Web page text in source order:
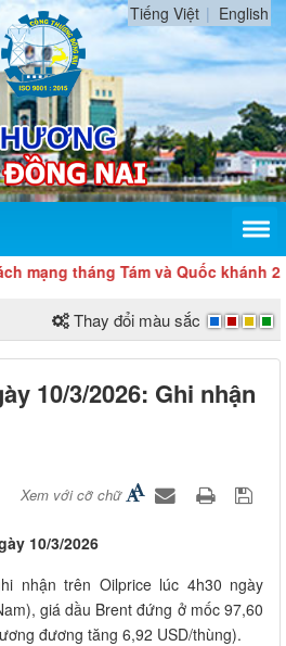
Tiếng Việt English
Tám và Quốc khánh 2/9
Thay đổi màu sắc
10/3/2026: Ghi nhận
Xem với cỡ chữ
10/3/2026
nhận trên Oilprice lúc 4h30 ngày
giá dầu Brent đứng ở mốc 97,60
đương tăng 6,92 USD/thùng).